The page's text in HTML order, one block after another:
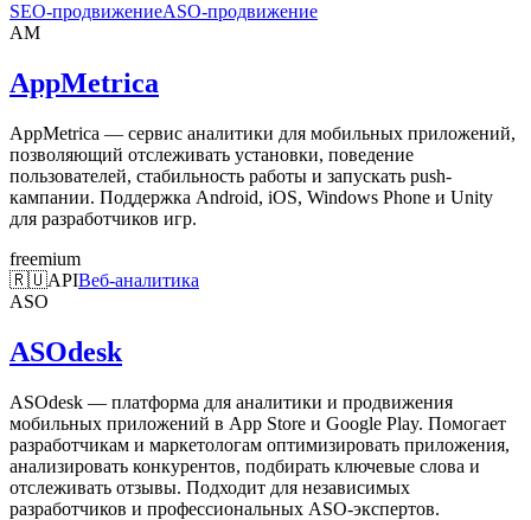
SEO-продвижениеASO-продвижение
AM
AppMetrica
AppMetrica — сервис аналитики для мобильных приложений,
позволяющий отслеживать установки, поведение
пользователей, стабильность работы и запускать push-
кампании. Поддержка Android, iOS, Windows Phone и Unity
для разработчиков игр.
freemium
🇷🇺APIВеб-аналитика
ASO
ASOdesk
ASOdesk — платформа для аналитики и продвижения
мобильных приложений в App Store и Google Play. Помогает
разработчикам и маркетологам оптимизировать приложения,
анализировать конкурентов, подбирать ключевые слова и
отслеживать отзывы. Подходит для независимых
разработчиков и профессиональных ASO-экспертов.